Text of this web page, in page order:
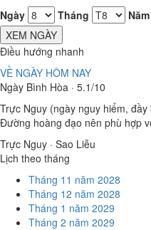
Ngày
Tháng
Năm
XEM NGÀY
Điều hướng nhanh
VỀ NGÀY HÔM NAY
Ngày Bình Hòa · 5.1/10
Trực Nguy (ngày nguy hiểm,
Đường hoàng đạo nên phù hợp
Trực Nguy · Sao Liễu
Lịch theo tháng
Tháng 11 năm 2028
Tháng 12 năm 2028
Tháng 1 năm 2029
Tháng 2 năm 2029